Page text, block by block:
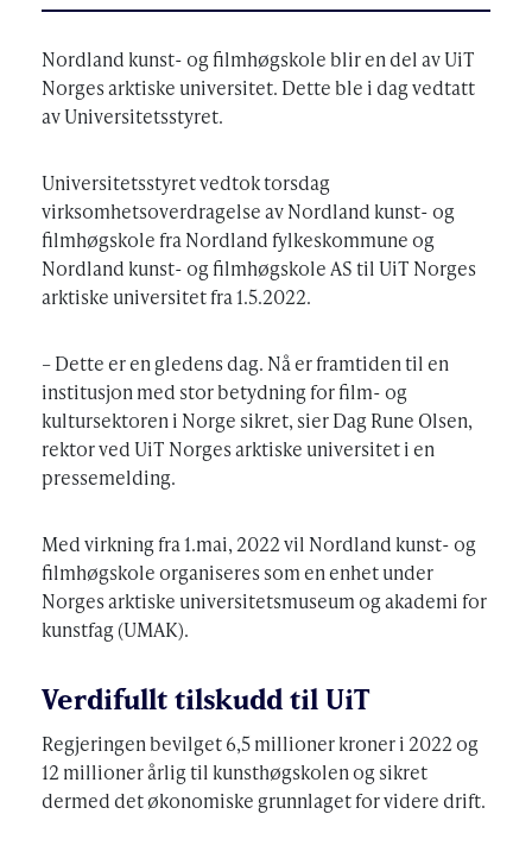
Nordland kunst- og filmhøgskole blir en del av UiT
Norges arktiske universitet. Dette ble i dag vedtatt
av Universitetsstyret.
Universitetsstyret vedtok torsdag
virksomhetsoverdragelse av Nordland kunst- og
filmhøgskole fra Nordland fylkeskommune og
Nordland kunst- og filmhøgskole AS til UiT Norges
arktiske universitet fra 1.5.2022.
– Dette er en gledens dag. Nå er framtiden til en
institusjon med stor betydning for film- og
kultursektoren i Norge sikret, sier Dag Rune Olsen,
rektor ved UiT Norges arktiske universitet i en
pressemelding.
Med virkning fra 1.mai, 2022 vil Nordland kunst- og
filmhøgskole organiseres som en enhet under
Norges arktiske universitetsmuseum og akademi for
kunstfag (UMAK).
Verdifullt tilskudd til UiT
Regjeringen bevilget 6,5 millioner kroner i 2022 og
12 millioner årlig til kunsthøgskolen og sikret
dermed det økonomiske grunnlaget for videre drift.